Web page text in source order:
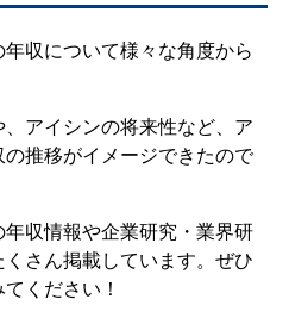
収について様々な角度から
アイシンの将来性など、ア
推移がイメージできたので
収情報や企業研究・業界研
さん掲載しています。ぜひ
ください！